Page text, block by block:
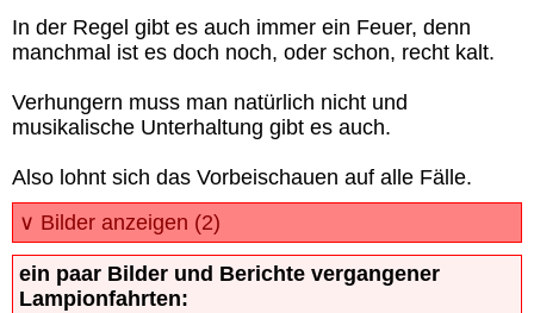
In der Regel gibt es auch immer ein Feuer, denn
manchmal ist es doch noch, oder schon, recht kalt.
Verhungern muss man natürlich nicht und
musikalische Unterhaltung gibt es auch.
Also lohnt sich das Vorbeischauen auf alle Fälle.
∨ Bilder anzeigen (2)
ein paar Bilder und Berichte vergangener
Lampionfahrten: